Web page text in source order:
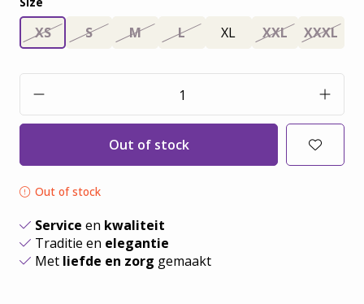
XS S M L XL XXL XXXL
Out of stock
Out of stock
Service en kwaliteit
Traditie en elegantie
Met liefde en zorg gemaakt